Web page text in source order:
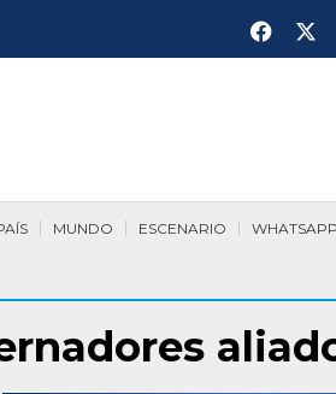
WHATSAPP
ESCENARIO
MUNDO